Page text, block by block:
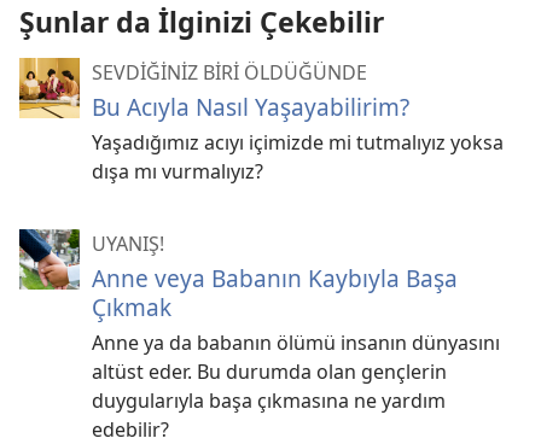
Şunlar da İlginizi Çekebilir
SEVDİĞİNİZ BİRİ ÖLDÜĞÜNDE
Bu Acıyla Nasıl Yaşayabilirim?
Yaşadığımız acıyı içimizde mi tutmalıyız yoksa
dışa mı vurmalıyız?
UYANIŞ!
Anne veya Babanın Kaybıyla Başa
Çıkmak
Anne ya da babanın ölümü insanın dünyasını
altüst eder. Bu durumda olan gençlerin
duygularıyla başa çıkmasına ne yardım
edebilir?